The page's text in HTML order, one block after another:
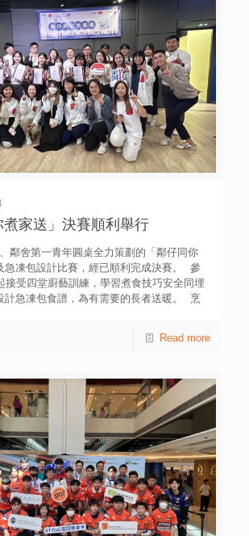
煮家送」決賽順利舉行
鄰舍第一青年圓桌全力策劃的「鄰仔同你
急凍包設計比賽，經已順利完成決賽。 參
接受四堂廚藝訓練，學習煮食技巧安全同埋
計急凍包食譜，為有需要的長者送暖。 烹
師事務所協助製作成為640份急凍包，並於1
Read more